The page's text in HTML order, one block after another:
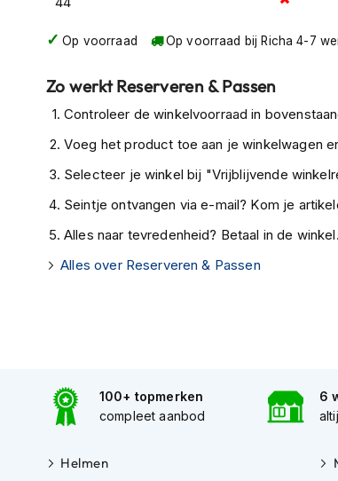
Leren
Textiele
motorjassen
Gore-
Heren
motorbroeken
Waterdichte
motorbroeken
motorbroeken
Op voorraad Op voorraad bij Richa 4-7
Zo werkt Reserveren & Passen
Controleer de winkelvoorraad in
Voeg het product toe aan je winkelwagen
Selecteer je winkel bij "Vrijblijvende
Seintje ontvangen via e-mail? Kom je
Alles naar tevredenheid? Betaal in de winkel.
Alles over Reserveren & Passen
100+ topmerken
compleet aanbod
6
Helmen